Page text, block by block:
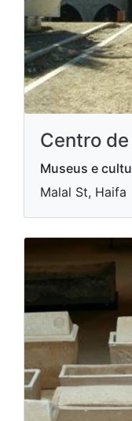
Centro
Museus e
Malal St, Haifa